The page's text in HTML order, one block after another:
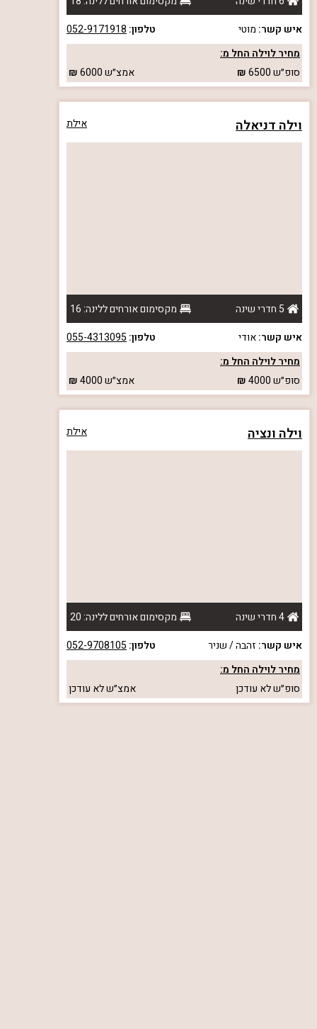
איש קשר: מוטי טלפון: 052-9171918
מחיר לוילה החל מ:
סופ״ש6500 אמצ״ש6000
וילה דניאלה אילת
5 חדרי שינה
מקסימום אורחים ללינה: 16
איש קשר:אודי טלפון: 055-4313095
מחיר לוילה החל מ:
סופ״ש4000 אמצ״ש4000
וילה ונציה אילת
4 חדרי שינה
מקסימום אורחים ללינה: 20
איש קשר: זהבה / שניר טלפון: 052-9708105
מחיר לוילה החל מ:
סופ״שלא עודכן אמצ״שלא עודכן